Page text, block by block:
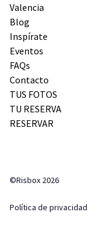
Valencia
Blog
Inspírate
Eventos
FAQs
Contacto
TUS FOTOS
TU RESERVA
RESERVAR
©Risbox 2026
Política de privacidad